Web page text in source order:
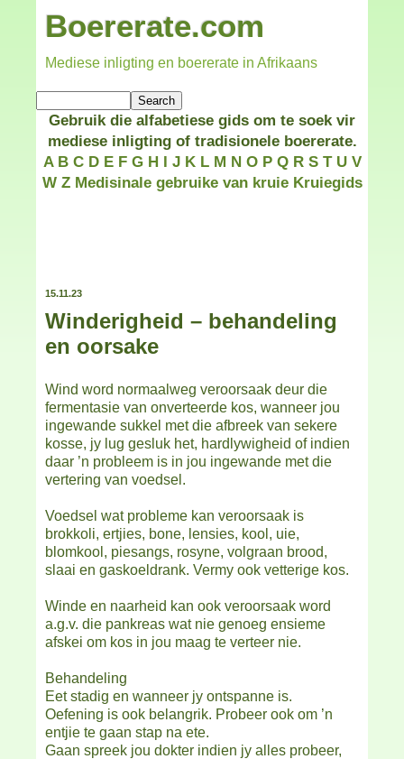
Boererate.com
Mediese inligting en boererate in Afrikaans
Gebruik die alfabetiese gids om te soek vir
mediese inligting of tradisionele boererate.
A B C D E F G H I J K L M N O P Q R S T U V
W Z Medisinale gebruike van kruie Kruiegids
15.11.23
Winderigheid – behandeling
en oorsake
Wind word normaalweg veroorsaak deur die
fermentasie van onverteerde kos, wanneer jou
ingewande sukkel met die afbreek van sekere
kosse, jy lug gesluk het, hardlywigheid of indien
daar ’n probleem is in jou ingewande met die
vertering van voedsel.
Voedsel wat probleme kan veroorsaak is
brokkoli, ertjies, bone, lensies, kool, uie,
blomkool, piesangs, rosyne, volgraan brood,
slaai en gaskoeldrank. Vermy ook vetterige kos.
Winde en naarheid kan ook veroorsaak word
a.g.v. die pankreas wat nie genoeg ensieme
afskei om kos in jou maag te verteer nie.
Behandeling
Eet stadig en wanneer jy ontspanne is.
Oefening is ook belangrik. Probeer ook om ’n
entjie te gaan stap na ete.
Gaan spreek jou dokter indien jy alles probeer,